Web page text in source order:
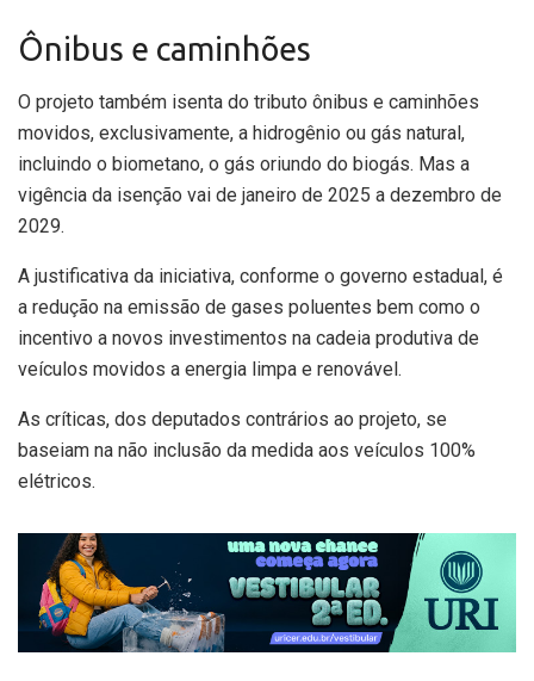
Ônibus e caminhões
O projeto também isenta do tributo ônibus e caminhões
movidos, exclusivamente, a hidrogênio ou gás natural,
incluindo o biometano, o gás oriundo do biogás. Mas a
vigência da isenção vai de janeiro de 2025 a dezembro de
2029.
A justificativa da iniciativa, conforme o governo estadual, é
a redução na emissão de gases poluentes bem como o
incentivo a novos investimentos na cadeia produtiva de
veículos movidos a energia limpa e renovável.
As críticas, dos deputados contrários ao projeto, se
baseiam na não inclusão da medida aos veículos 100%
elétricos.